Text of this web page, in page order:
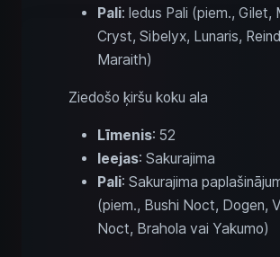
Pali: ledus Pali (piem., Gilet,
Cryst, Sibelyx, Lunaris,
Maraith)
Ziedošo ķiršu koku ala
Līmenis: 52
Ieejas: Sakurajima
Pali: Sakurajima
(piem., Bushi Noct, Dogen,
Noct, Brahola vai Yakumo)